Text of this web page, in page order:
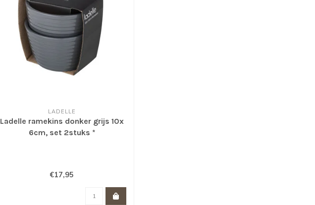
LADELLE
Ladelle ramekins donker grijs 10x
6cm, set 2stuks *
€17,95